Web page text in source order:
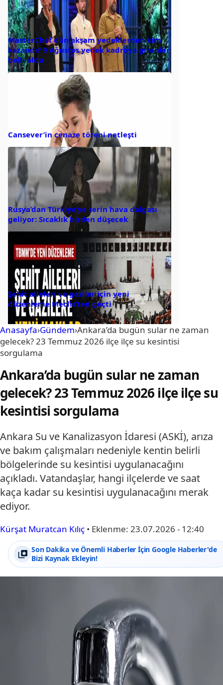
MasterChef dün akşam yedeklerden kim
kazandı? 9 Ağustos yedek kadroya girenler
belli oldu
Cansever’in cenaze töreni netleşti
Rusya’dan Türkiye’ye serin hava dalgası
geliyor: Sıcaklık birden düşecek
Şehit aileleri ve gaziler için yeni
düzenleme Meclis’ten geçti
Anasayfa›Gündem›Ankara’da bugün sular ne zaman
gelecek? 23 Temmuz 2026 ilçe ilçe su kesintisi
sorgulama
Ankara’da bugün sular ne zaman
gelecek? 23 Temmuz 2026 ilçe ilçe su
kesintisi sorgulama
Ankara Su ve Kanalizasyon İdaresi (ASKİ), arıza
ve bakım çalışmaları nedeniyle kentin belirli
bölgelerinde su kesintisi uygulanacağını
açıkladı. Vatandaşlar, hangi ilçelerde ve saat
kaça kadar su kesintisi uygulanacağını merak
ediyor.
Kürşat Muratcan Kılıç • Eklenme: 23.07.2026 - 12:40
Son Dakika ve Önemli Haberler İçin Google Haberler'de
Bizi Kaynak Ekleyin!